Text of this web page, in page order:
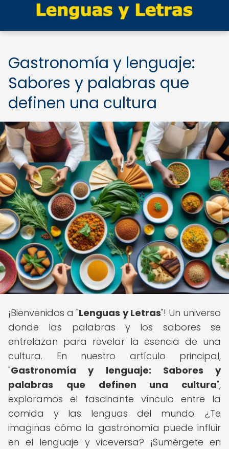
Gastronomía y lenguaje:
Sabores y palabras que
definen una cultura
¡Bienvenidos a "Lenguas y Letras"! Un universo
donde las palabras y los sabores se
entrelazan para revelar la esencia de una
cultura. En nuestro artículo principal,
"Gastronomía y lenguaje: Sabores y
palabras que definen una cultura",
exploramos el fascinante vínculo entre la
comida y las lenguas del mundo. ¿Te
imaginas cómo la gastronomía puede influir
en el lenguaje y viceversa? ¡Sumérgete en